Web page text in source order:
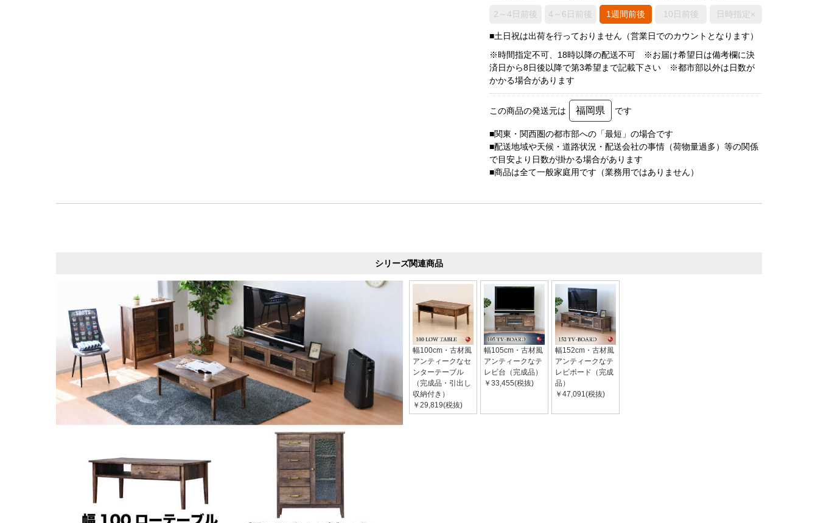
2～4日前後 4～6日前後 1週間前後 10日前後 日時指定×
■土日祝は出荷を行っておりません（営業日でのカウントとなります）
※時間指定不可、18時以降の配送不可 ※お届け希望日は備考欄に決
済日から8日後以降で第3希望まで記載下さい ※都市部以外は日数が
かかる場合があります
この商品の発送元は 福岡県 です
■関東・関西圏の都市部への「最短」の場合です
■配送地域や天候・道路状況・配送会社の事情（荷物量過多）等の関係
で目安より日数が掛かる場合があります
■商品は全て一般家庭用です（業務用ではありません）
シリーズ関連商品
幅100cm・古材風
アンティークなセ
ンターテーブル
（完成品・引出し
収納付き）
￥29,819(税抜)
幅105cm・古材風
アンティークなテ
レビ台（完成品）
￥33,455(税抜)
幅152cm・古材風
アンティークなテ
レビボード（完成
品）
￥47,091(税抜)